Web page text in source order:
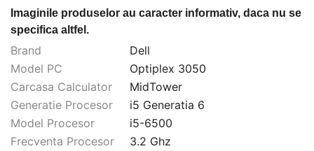
Imaginile produselor au caracter informativ, daca nu se
specifica altfel.
Brand
Dell
Model PC
Optiplex 3050
Carcasa Calculator
MidTower
Generatie Procesor
i5 Generatia 6
Model Procesor
i5-6500
Frecventa Procesor
3.2 Ghz